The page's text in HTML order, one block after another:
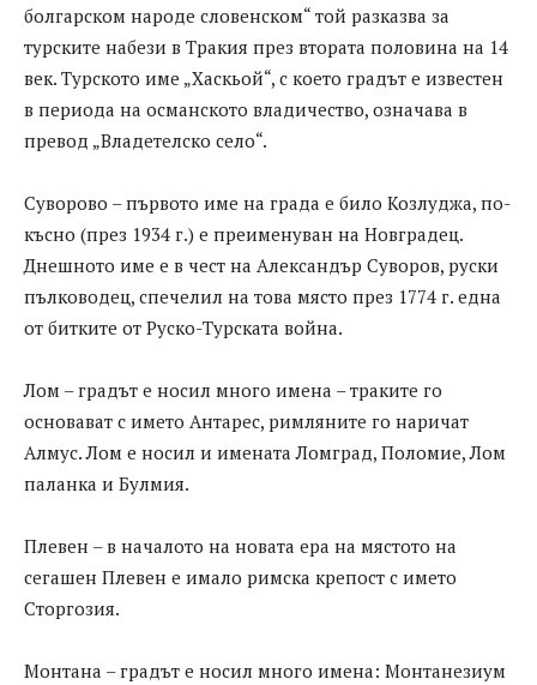
болгарском народе словенском“ той разказва за
турските набези в Тракия през втората половина на 14
век. Турското име „Хаскьой“, с което градът е известен
в периода на османското владичество, означава в
превод „Владетелско село“.
Суворово – първото име на града е било Козлуджа, по-
късно (през 1934 г.) е преименуван на Новградец.
Днешното име е в чест на Александър Суворов, руски
пълководец, спечелил на това място през 1774 г. една
от битките от Руско-Турската война.
Лом – градът е носил много имена – траките го
основават с името Антарес, римляните го наричат
Алмус. Лом е носил и имената Ломград, Поломие, Лом
паланка и Булмия.
Плевен – в началото на новата ера на мястото на
сегашен Плевен е имало римска крепост с името
Сторгозия.
Монтана – градът е носил много имена: Монтанезиум